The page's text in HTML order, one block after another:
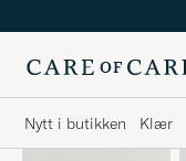
Nytt i butikken Klær